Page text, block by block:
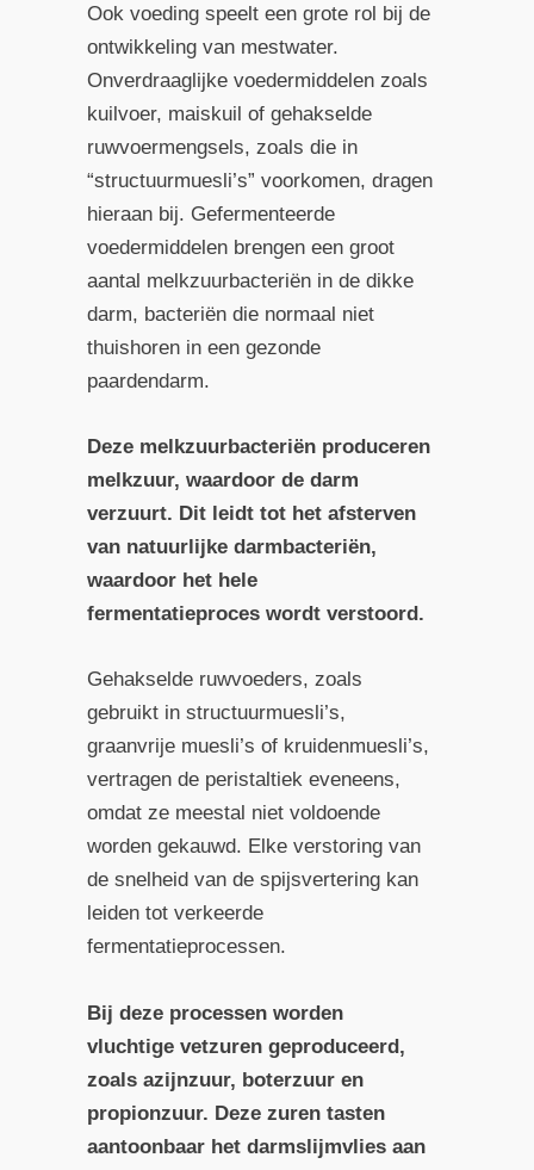
Ook voeding speelt een grote rol bij de
ontwikkeling van mestwater.
Onverdraaglijke voedermiddelen zoals
kuilvoer, maiskuil of gehakselde
ruwvoermengsels, zoals die in
“structuurmuesli’s” voorkomen, dragen
hieraan bij. Gefermenteerde
voedermiddelen brengen een groot
aantal melkzuurbacteriën in de dikke
darm, bacteriën die normaal niet
thuishoren in een gezonde
paardendarm.
Deze melkzuurbacteriën produceren
melkzuur, waardoor de darm
verzuurt. Dit leidt tot het afsterven
van natuurlijke darmbacteriën,
waardoor het hele
fermentatieproces wordt verstoord.
Gehakselde ruwvoeders, zoals
gebruikt in structuurmuesli’s,
graanvrije muesli’s of kruidenmuesli’s,
vertragen de peristaltiek eveneens,
omdat ze meestal niet voldoende
worden gekauwd. Elke verstoring van
de snelheid van de spijsvertering kan
leiden tot verkeerde
fermentatieprocessen.
Bij deze processen worden
vluchtige vetzuren geproduceerd,
zoals azijnzuur, boterzuur en
propionzuur. Deze zuren tasten
aantoonbaar het darmslijmvlies aan